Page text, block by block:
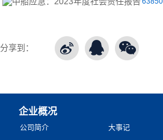
分享到：
企业概况
公司简介 大事记